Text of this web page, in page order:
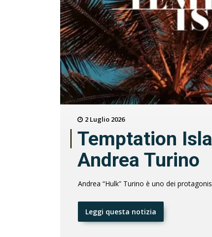
2 Luglio 2026
Temptation
Andrea Turino
Andrea “Hulk” Turino è uno dei
Leggi questa notizia